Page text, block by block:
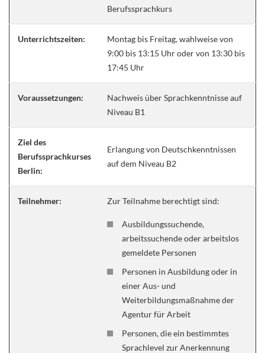
Berufssprachkurs
Unterrichtszeiten:
Montag bis Freitag, wahlweise von
9:00 bis 13:15 Uhr oder von 13:30 bis
17:45 Uhr
Voraussetzungen:
Nachweis über Sprachkenntnisse auf
Niveau B1
Ziel des
Berufssprachkurses
Berlin:
Erlangung von Deutschkenntnissen
auf dem Niveau B2
Teilnehmer: Zur Teilnahme berechtigt sind:
Ausbildungssuchende,
arbeitssuchende oder arbeitslos
gemeldete Personen
Personen in Ausbildung oder in
einer Aus- und
Weiterbildungsmaßnahme der
Agentur für Arbeit
Personen, die ein bestimmtes
Sprachlevel zur Anerkennung